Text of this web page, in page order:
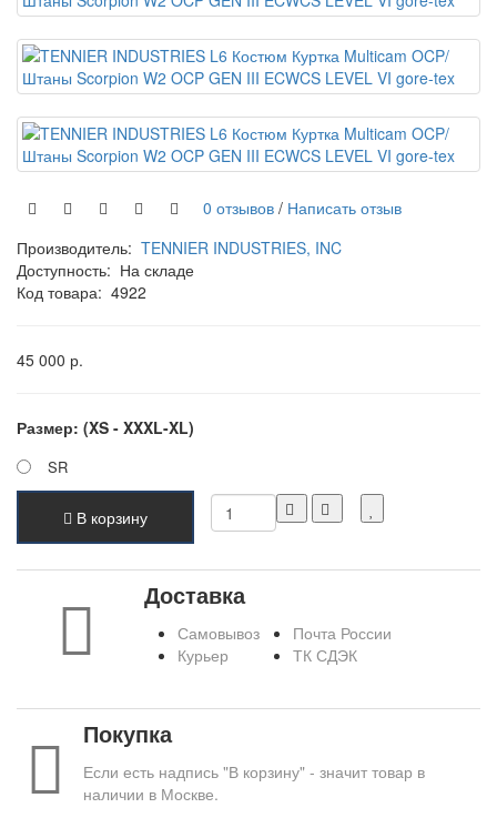
0 отзывов / Написать отзыв
Производитель: TENNIER INDUSTRIES, INC
Доступность: На складе
Код товара: 4922
45 000 р.
Размер: (XS - XXXL-XL)
SR
В корзину
Доставка
Самовывоз
Курьер
Почта России
ТК СДЭК
Покупка
Если есть надпись "В корзину" - значит товар в
наличии в Москве.